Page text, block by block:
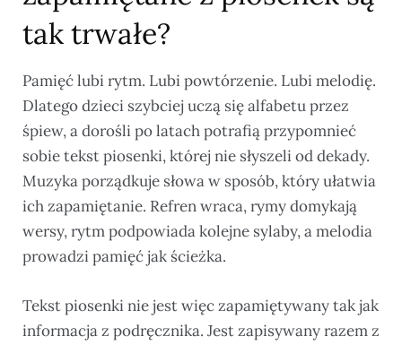
tak trwałe?
Pamięć lubi rytm. Lubi powtórzenie. Lubi melodię.
Dlatego dzieci szybciej uczą się alfabetu przez
śpiew, a dorośli po latach potrafią przypomnieć
sobie tekst piosenki, której nie słyszeli od dekady.
Muzyka porządkuje słowa w sposób, który ułatwia
ich zapamiętanie. Refren wraca, rymy domykają
wersy, rytm podpowiada kolejne sylaby, a melodia
prowadzi pamięć jak ścieżka.
Tekst piosenki nie jest więc zapamiętywany tak jak
informacja z podręcznika. Jest zapisywany razem z